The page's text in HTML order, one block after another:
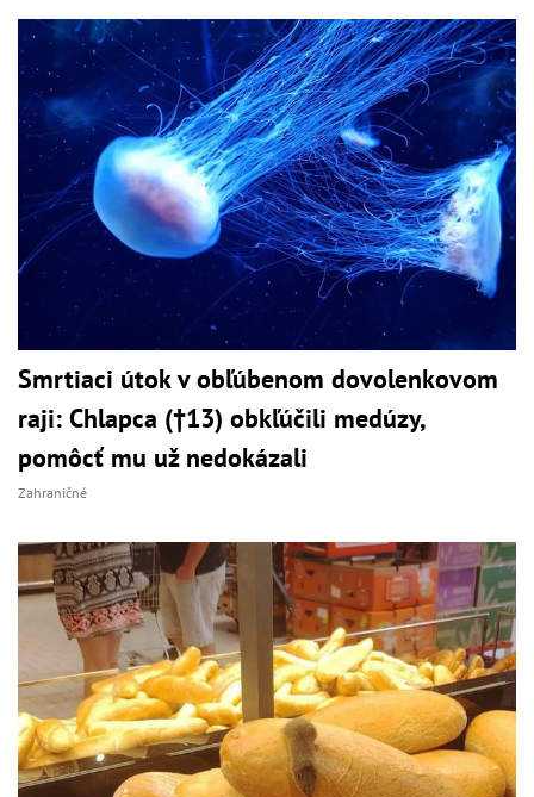
Smrtiaci útok v obľúbenom dovolenkovom
raji: Chlapca (†13) obkľúčili medúzy,
pomôcť mu už nedokázali
Zahraničné